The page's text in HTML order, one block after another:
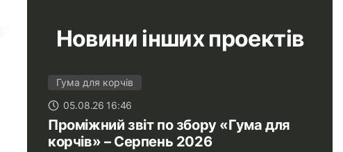
Новини інших проектів
Гума для корчів
05.08.26 16:46
Проміжний звіт по збору «Гума для
корчів» – Серпень 2026